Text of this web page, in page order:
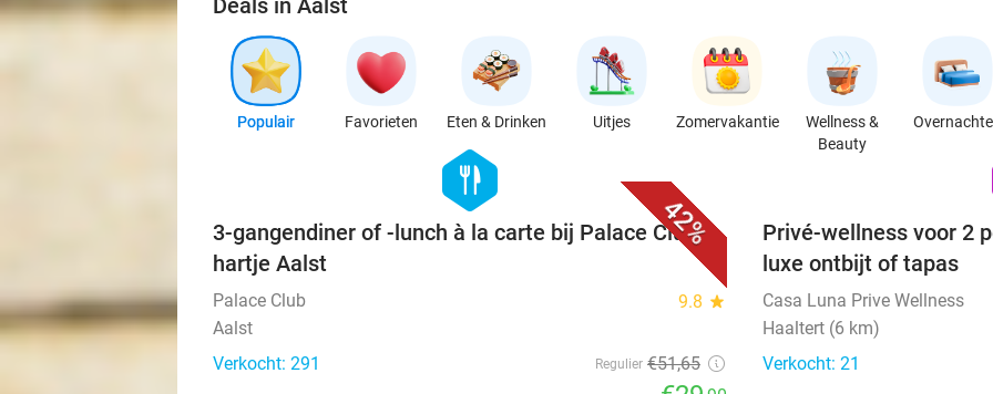
Deals in Aalst
Populair Favorieten Eten & Drinken Uitjes Zomervakantie
Wellness &
Beauty
42%
hexagon
food
3-gangendiner of -lunch à la carte bij Palace Club in
hartje Aalst
Palace Club 9.8 star
Aalst
Verkocht: 291
Regulier €51,65
Privé-wellness voor 2
luxe ontbijt of tapas
Casa Luna Prive Wellness
Haaltert (6 km)
Verkocht: 21